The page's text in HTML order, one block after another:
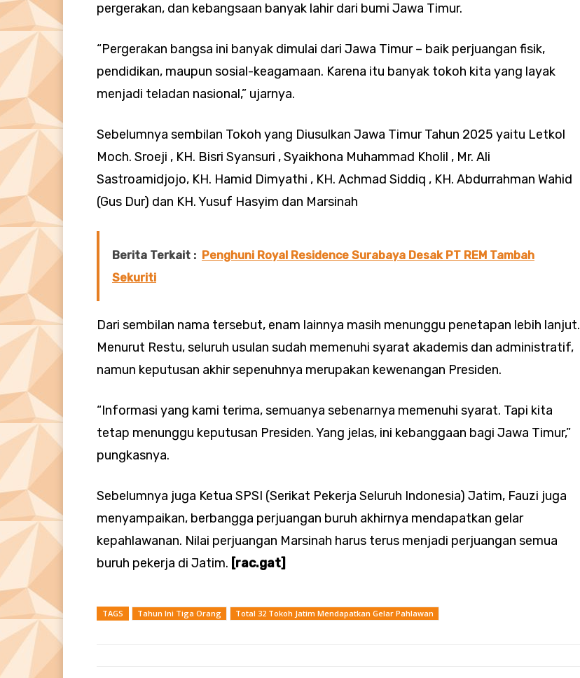
pergerakan, dan kebangsaan banyak lahir dari bumi Jawa Timur.
“Pergerakan bangsa ini banyak dimulai dari Jawa Timur – baik perjuangan fisik,
pendidikan, maupun sosial-keagamaan. Karena itu banyak tokoh kita yang layak
menjadi teladan nasional,” ujarnya.
Sebelumnya sembilan Tokoh yang Diusulkan Jawa Timur Tahun 2025 yaitu Letkol
Moch. Sroeji , KH. Bisri Syansuri , Syaikhona Muhammad Kholil , Mr. Ali
Sastroamidjojo, KH. Hamid Dimyathi , KH. Achmad Siddiq , KH. Abdurrahman Wahid
(Gus Dur) dan KH. Yusuf Hasyim dan Marsinah
Berita Terkait : Penghuni Royal Residence Surabaya Desak PT REM Tambah
Sekuriti
Dari sembilan nama tersebut, enam lainnya masih menunggu penetapan lebih lanjut.
Menurut Restu, seluruh usulan sudah memenuhi syarat akademis dan administratif,
namun keputusan akhir sepenuhnya merupakan kewenangan Presiden.
“Informasi yang kami terima, semuanya sebenarnya memenuhi syarat. Tapi kita
tetap menunggu keputusan Presiden. Yang jelas, ini kebanggaan bagi Jawa Timur,”
pungkasnya.
Sebelumnya juga Ketua SPSI (Serikat Pekerja Seluruh Indonesia) Jatim, Fauzi juga
menyampaikan, berbangga perjuangan buruh akhirnya mendapatkan gelar
kepahlawanan. Nilai perjuangan Marsinah harus terus menjadi perjuangan semua
buruh pekerja di Jatim. [rac.gat]
TAGS Tahun Ini Tiga Orang Total 32 Tokoh Jatim Mendapatkan Gelar Pahlawan